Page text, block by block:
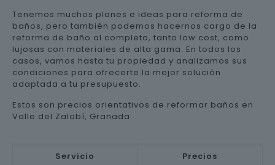
Tenemos muchos planes e ideas para reforma de
baños, pero también podemos hacernos cargo de la
reforma de baño al completo, tanto low cost, como
lujosas con materiales de alta gama. En todos los
casos, vamos hasta tu propiedad y analizamos sus
condiciones para ofrecerte la mejor solución
adaptada a tu presupuesto.
Estos son precios orientativos de reformar baños en
Valle del Zalabí, Granada:
Servicio Precios